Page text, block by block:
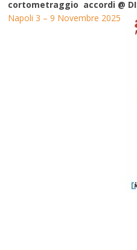
cortometraggio accordi @
Napoli 3 – 9 Novembre 2025